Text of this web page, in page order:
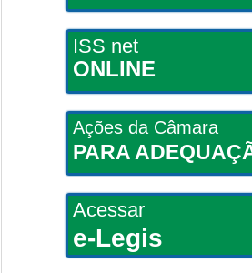
ISS net
ONLINE
Ações da Câmara
PARA
Acessar
e-Legis